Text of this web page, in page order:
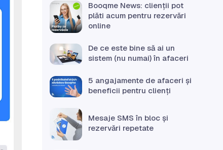
Booqme News: clienții pot
plăti acum pentru rezervări
online
De ce este bine să ai un
sistem (nu numai) în afaceri
5 angajamente de afaceri și
beneficii pentru clienți
Mesaje SMS în bloc și
rezervări repetate